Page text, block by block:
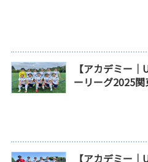
【アカデミー
ーリーグ2025
【アカデミー